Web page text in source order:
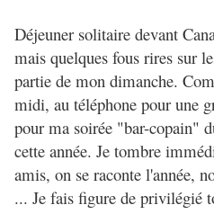
Déjeuner solitaire devant
mais quelques fous rires sur
partie de mon dimanche.
midi, au téléphone pour une
pour ma soirée "bar-copain"
cette année. Je tombre
amis, on se raconte l'année,
... Je fais figure de privilégié